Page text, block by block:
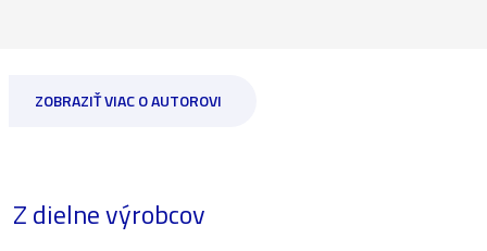
ZOBRAZIŤ VIAC O AUTOROVI
Z dielne výrobcov